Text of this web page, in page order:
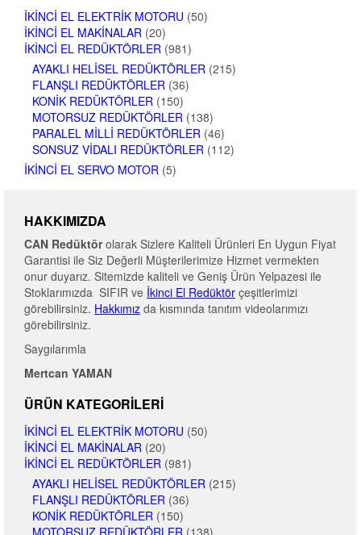
İKINCI EL ELEKTRIK MOTORU (50)
İKINCI EL MAKINALAR (20)
İKINCI EL REDÜKTÖRLER (981)
AYAKLI HELISEL REDÜKTÖRLER (215)
FLANŞLI REDÜKTÖRLER (36)
KONIK REDÜKTÖRLER (150)
MOTORSUZ REDÜKTÖRLER (138)
PARALEL MILLI REDÜKTÖRLER (46)
SONSUZ VIDALI REDÜKTÖRLER (112)
İKINCI EL SERVO MOTOR (5)
HAKKIMIZDA
CAN Redüktörolarak Sizlere Kaliteli Ürünleri En Uygun Fiyat
Garantisi ile Siz Değerli Müşterilerimize Hizmet vermekten
onur duyarız. Sitemizde kaliteli ve Geniş Ürün Yelpazesi ile
Stoklarımızda SIFIR ve İkinci El Redüktör çeşitlerimizi
görebilirsiniz. Hakkımız da kısmında tanıtım videolarımızı
görebilirsiniz.
Saygılarımla
Mertcan YAMAN
ÜRÜN KATEGORILERI
İKINCI EL ELEKTRIK MOTORU (50)
İKINCI EL MAKINALAR (20)
İKINCI EL REDÜKTÖRLER (981)
AYAKLI HELISEL REDÜKTÖRLER (215)
FLANŞLI REDÜKTÖRLER (36)
KONIK REDÜKTÖRLER (150)